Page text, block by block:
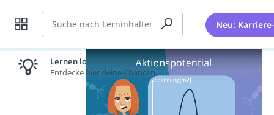
Suche Neu:
Lernen lohnt sich!
Entdecke hier deine Chancen.